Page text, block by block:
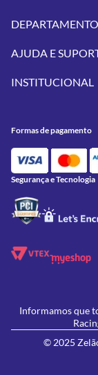
Vestuários
Pneus
Utilidades
Feminino
Lançamentos
AJUDA E
Meus Pedidos
Política de
Política de
INSTITUCIONAL
Contato
Oficina/Serviços
Formas de pagamento
Segurança e Tecnologia
Informamos que
© 2025